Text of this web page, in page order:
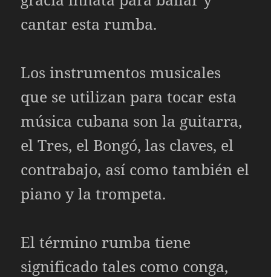
cantar esta rumba.
Los instrumentos musicales
que se utilizan para tocar esta
música cubana son la guitarra,
el Tres, el Bongó, las claves, el
contrabajo, así como también el
piano y la trompeta.
El término rumba tiene
significado tales como conga,